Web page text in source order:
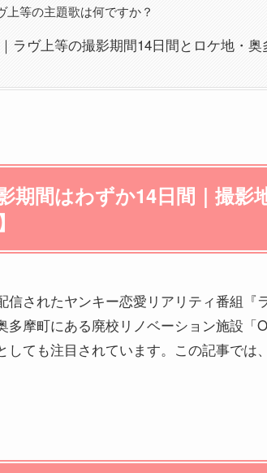
上等の主題歌は何ですか？
ラヴ上等の撮影期間14日間とロケ地・奥
期間はわずか14日間｜撮影
信されたヤンキー恋愛リアリティ番組
多摩町にある廃校リノベーション施設
しても注目されています。この記事で